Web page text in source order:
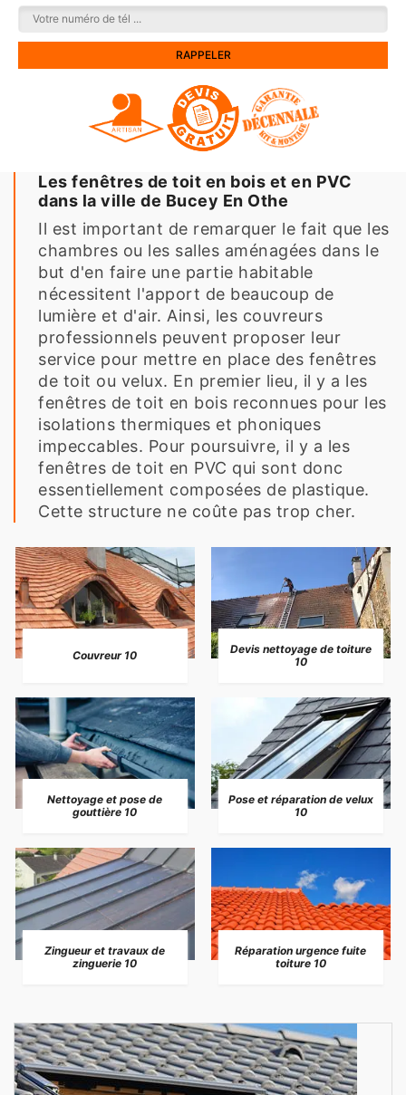
Les fenêtres de toit en bois et en PVC
dans la ville de Bucey En Othe
Il est important de remarquer le fait que les
chambres ou les salles aménagées dans le
but d'en faire une partie habitable
nécessitent l'apport de beaucoup de
lumière et d'air. Ainsi, les couvreurs
professionnels peuvent proposer leur
service pour mettre en place des fenêtres
de toit ou velux. En premier lieu, il y a les
fenêtres de toit en bois reconnues pour les
isolations thermiques et phoniques
impeccables. Pour poursuivre, il y a les
fenêtres de toit en PVC qui sont donc
essentiellement composées de plastique.
Cette structure ne coûte pas trop cher.
Couvreur 10
Devis nettoyage de toiture
10
Nettoyage et pose de
gouttière 10
Pose et réparation de velux
10
Zingueur et travaux de
zinguerie 10
Réparation urgence fuite
toiture 10